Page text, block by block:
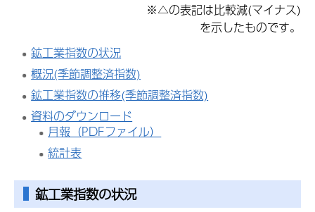
※△の表記は比較減(マイナス)
を示したものです。
鉱工業指数の状況
概況(季節調整済指数)
鉱工業指数の推移(季節調整済指数)
資料のダウンロード
月報（PDFファイル）
統計表
鉱工業指数の状況